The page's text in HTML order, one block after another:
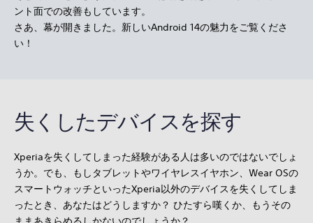
ント面での改善もしています。
さあ、幕が開きました。新しいAndroid 14の魅力をご覧くださ
い！
失くしたデバイスを探す
Xperiaを失くしてしまった経験がある人は多いのではないでしょ
うか。でも、もしタブレットやワイヤレスイヤホン、Wear OSの
スマートウォッチといったXperia以外のデバイスを失くしてしま
ったとき、あなたはどうしますか？ ひたすら嘆くか、もうその